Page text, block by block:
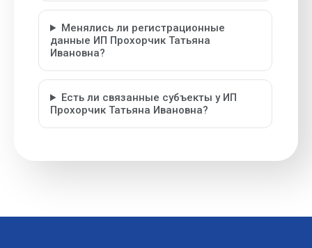
Менялись ли регистрационные
данные ИП Прохорчик Татьяна
Ивановна?
Есть ли связанные субъекты у ИП
Прохорчик Татьяна Ивановна?